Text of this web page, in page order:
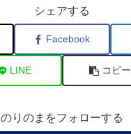
シェアする
Facebook
LINE コピー
のりのまをフォローする